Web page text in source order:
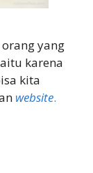
yang
karena
kita
website.